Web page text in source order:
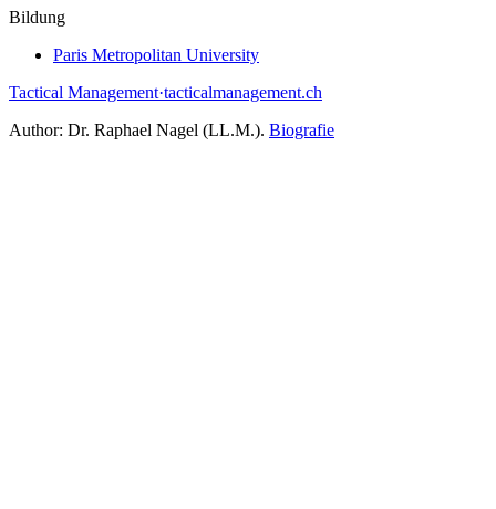
Bildung
Paris Metropolitan University
Tactical Management·tacticalmanagement.ch
Author: Dr. Raphael Nagel (LL.M.). Biografie